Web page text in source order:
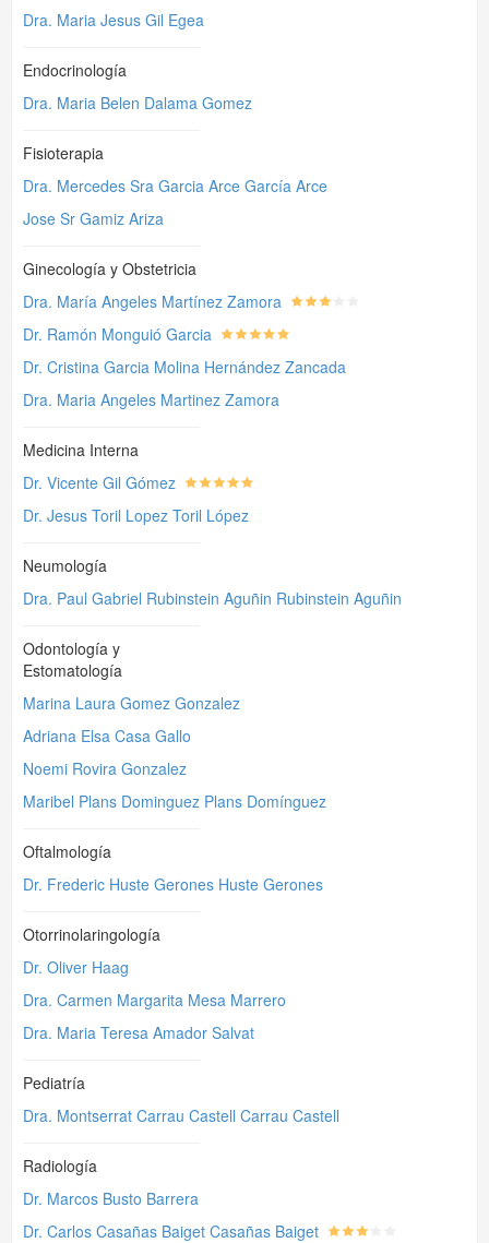
Dra. Maria Jesus Gil Egea
Endocrinología
Dra. Maria Belen Dalama Gomez
Fisioterapia
Dra. Mercedes Sra Garcia Arce García Arce
Jose Sr Gamiz Ariza
Ginecología y Obstetricia
Dra. María Angeles Martínez Zamora
Dr. Ramón Monguió Garcia
Dr. Cristina Garcia Molina Hernández Zancada
Dra. Maria Angeles Martinez Zamora
Medicina Interna
Dr. Vicente Gil Gómez
Dr. Jesus Toril Lopez Toril López
Neumología
Dra. Paul Gabriel Rubinstein Aguñin Rubinstein Aguñin
Odontología y
Estomatología
Marina Laura Gomez Gonzalez
Adriana Elsa Casa Gallo
Noemi Rovira Gonzalez
Maribel Plans Dominguez Plans Domínguez
Oftalmología
Dr. Frederic Huste Gerones Huste Gerones
Otorrinolaringología
Dr. Oliver Haag
Dra. Carmen Margarita Mesa Marrero
Dra. Maria Teresa Amador Salvat
Pediatría
Dra. Montserrat Carrau Castell Carrau Castell
Radiología
Dr. Marcos Busto Barrera
Dr. Carlos Casañas Baiget Casañas Baiget